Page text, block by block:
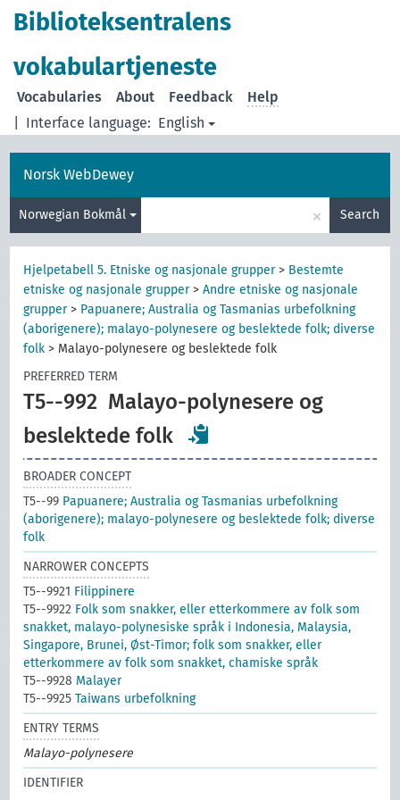
Biblioteksentralens
vokabulartjeneste
Interface language: English
Vocabularies About Feedback Help
Norsk WebDewey
Norwegian Bokmål × Search
Hjelpetabell 5. Etniske og nasjonale grupper> Bestemte
etniske og nasjonale grupper>Andre etniske og nasjonale
grupper> Papuanere; Australia og Tasmanias urbefolkning
(aborigenere); malayo-polynesere og beslektede folk; diverse
folk > Malayo-polynesere og beslektede folk
PREFERRED TERM
T5--992 Malayo-polynesere og
beslektede folk
BROADER CONCEPT
T5--99 Papuanere; Australia og Tasmanias urbefolkning
(aborigenere); malayo-polynesere og beslektede folk; diverse
folk
NARROWER CONCEPTS
T5--9921 Filippinere
T5--9922 Folk som snakker, eller etterkommere av folk som
snakket, malayo-polynesiske språk i Indonesia, Malaysia,
Singapore, Brunei, Øst-Timor; folk som snakker, eller
etterkommere av folk som snakket, chamiske språk
T5--9928 Malayer
T5--9925Taiwans urbefolkning
ENTRY TERMS
Malayo-polynesere
IDENTIFIER